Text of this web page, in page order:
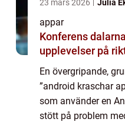
23 mars 2026 Julia
appar
Konferens dalarna när möten blir
upplevelser på
En övergripande,
”android kraschar
som använder en
stött på problem